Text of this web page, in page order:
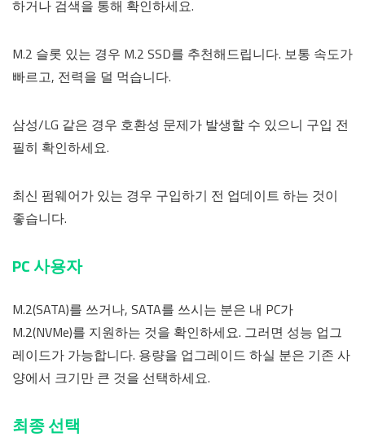
하거나 검색을 통해 확인하세요.
M.2 슬롯 있는 경우 M.2 SSD를 추천해드립니다. 보통 속도가
빠르고, 전력을 덜 먹습니다.
삼성/LG 같은 경우 호환성 문제가 발생할 수 있으니 구입 전
필히 확인하세요.
최신 펌웨어가 있는 경우 구입하기 전 업데이트 하는 것이
좋습니다.
PC 사용자
M.2(SATA)를 쓰거나, SATA를 쓰시는 분은 내 PC가
M.2(NVMe)를 지원하는 것을 확인하세요. 그러면 성능 업그
레이드가 가능합니다. 용량을 업그레이드 하실 분은 기존 사
양에서 크기만 큰 것을 선택하세요.
최종 선택